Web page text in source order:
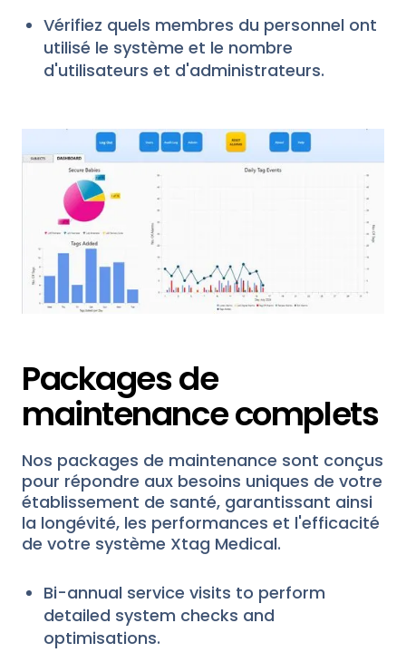
Vérifiez quels membres du personnel ont
utilisé le système et le nombre
d'utilisateurs et d'administrateurs.
Packages de
maintenance complets
Nos packages de maintenance sont conçus
pour répondre aux besoins uniques de votre
établissement de santé, garantissant ainsi
la longévité, les performances et l'efficacité
de votre système Xtag Medical.
Bi-annual service visits to perform
detailed system checks and
optimisations.